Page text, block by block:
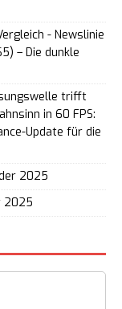
- Newslinie
– Die dunkle
trifft
in 60 FPS:
Update für die
2025
2025